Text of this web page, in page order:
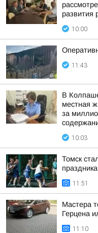
развития
10:00
11:43
В
местная
за
10:03
Томск
11:51
Мастера
Герцена
11:10